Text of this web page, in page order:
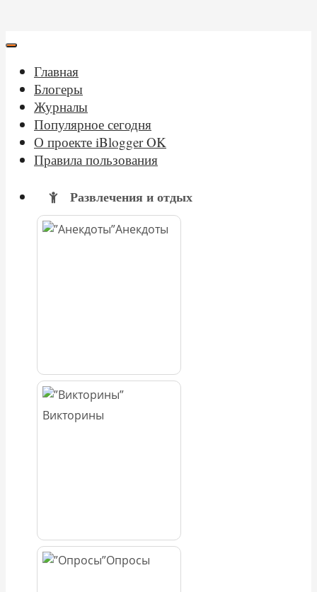
Главная
Блогеры
Журналы
Популярное сегодня
О проекте iBlogger OK
Правила пользования
Развлечения и отдых
Анекдоты
Викторины
Опросы